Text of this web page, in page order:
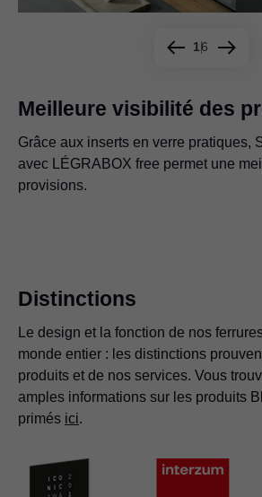
16
Meilleure visibilité des
Grâce aux inserts en verre pratiques,
avec LÉGRABOX free permet une
provisions.
Dans SPACE TOWER avec
l’ensemble des provisions d’une
Son grand espace de rangement et
font de SPACE TOWER la solution
Les produits de soins sont joliment
immédiatement à portée de main. Ici
Avec une bonne accessibilité et de
résistance, l’armoire à provisions
Même les plus petites versions de
SPACE TOWER permettent de
quantités de provisions.
Distinctions
Le design et la fonction de nos
monde entier : les distinctions
produits et de nos services. Vous
amples informations sur les produits
primés ici.